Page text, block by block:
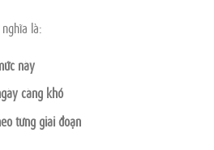
là:
này
càng khó
từng giai đoạn